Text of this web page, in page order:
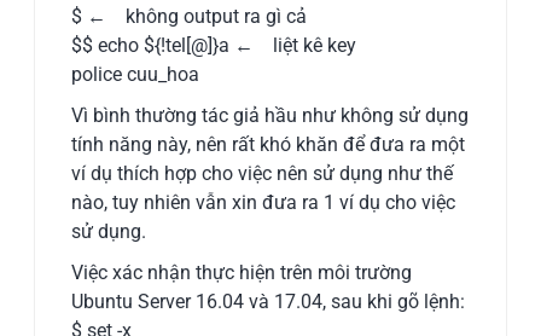
$ ← không output ra gì cả
$$ echo ${!tel[@]}a ← liệt kê key
police cuu_hoa
Vì bình thường tác giả hầu như không sử dụng
tính năng này, nên rất khó khăn để đưa ra một
ví dụ thích hợp cho việc nên sử dụng như thế
nào, tuy nhiên vẫn xin đưa ra 1 ví dụ cho việc
sử dụng.
Việc xác nhận thực hiện trên môi trường
Ubuntu Server 16.04 và 17.04, sau khi gõ lệnh:
$ set -x